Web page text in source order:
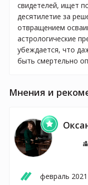
свидетелей, ищет
десятилетие за
отвращением
астрологические
убеждается, что
быть смертельно
Мнения и
февраль 2021